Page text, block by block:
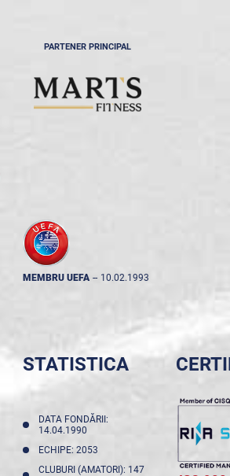
PARTENER PRINCIPAL
MEMBRU UEFA -- 10.02.1993
STATISTICA
DATA FONDĂRII:
14.04.1990
ECHIPE: 2053
CLUBURI (AMATORI): 147